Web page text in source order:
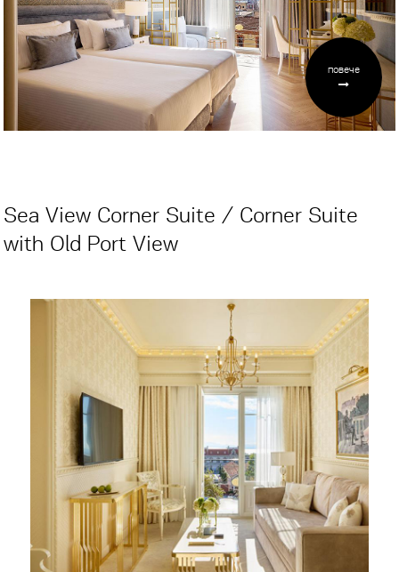
повече
Sea View Corner Suite / Corner Suite
with Old Port View